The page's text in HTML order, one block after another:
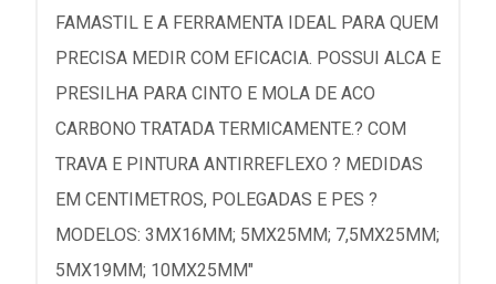
FAMASTIL E A FERRAMENTA IDEAL PARA QUEM
PRECISA MEDIR COM EFICACIA. POSSUI ALCA E
PRESILHA PARA CINTO E MOLA DE ACO
CARBONO TRATADA TERMICAMENTE.? COM
TRAVA E PINTURA ANTIRREFLEXO ? MEDIDAS
EM CENTIMETROS, POLEGADAS E PES ?
MODELOS: 3MX16MM; 5MX25MM; 7,5MX25MM;
5MX19MM; 10MX25MM"